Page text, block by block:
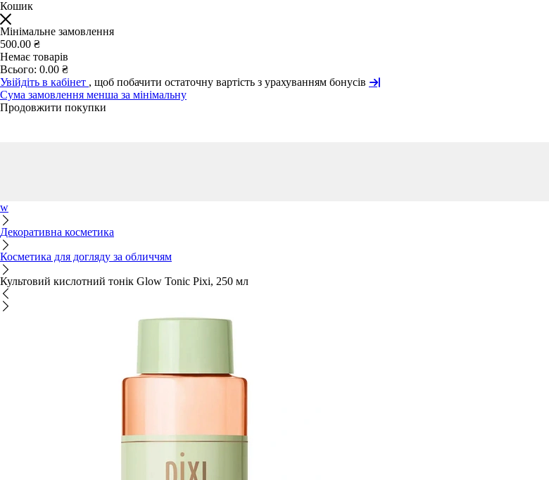
Кошик
Мінімальне замовлення
500.00 ₴
Немає товарів
Всього: 0.00 ₴
Увійдіть в кабінет , щоб побачити остаточну вартість з урахуванням бонусів
Сума замовлення менша за мінімальну
Продовжити покупки
w
Декоративна косметика
Косметика для догляду за обличчям
Культовий кислотний тонік Glow Tonic Pixi, 250 мл